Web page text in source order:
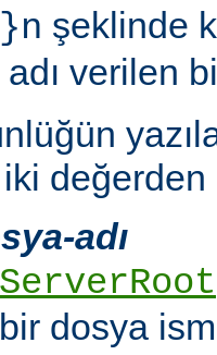
şeklinde
adı verilen
adı
ServerRoot
bir dosya